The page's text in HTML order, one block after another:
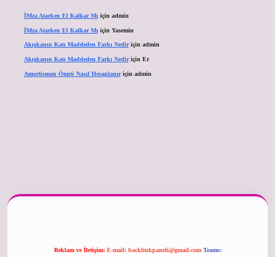
İMza Atarken El Kalkar Mıiçin admin
İMza Atarken El Kalkar Mıiçin Yasemin
Akışkanın Katı Maddeden Farkı Nediriçin admin
Akışkanın Katı Maddeden Farkı Nediriçin Er
Amortisman Ömrü Nasıl Hesaplanıriçin admin
Reklam ve İletişim: E-mail: backlinkpaneli@gmail.com Teams: